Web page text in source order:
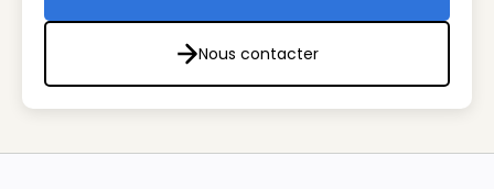
Nous contacter
Nous contacter